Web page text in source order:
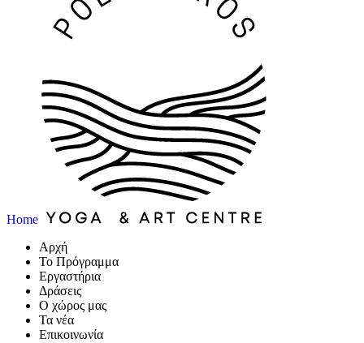
Home
Αρχή
Το Πρόγραμμα
Εργαστήρια
Δράσεις
Ο χώρος μας
Τα νέα
Επικοινωνία